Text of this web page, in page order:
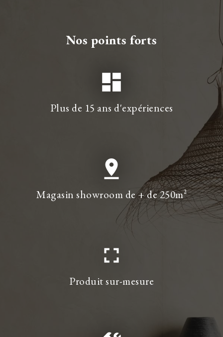
Nos points forts
dashboard
Plus de 15 ans d'expériences
pin_drop
Magasin showroom de + de 250m²
fullscreen
Produit sur-mesure